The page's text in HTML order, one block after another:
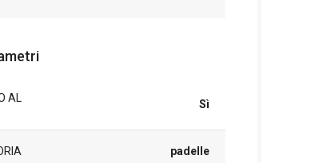
AL
Sì
padelle